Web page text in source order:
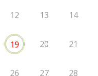
12 13 14
19 20 21
26 27 28